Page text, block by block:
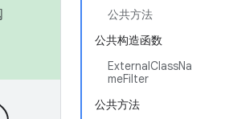
公共方法
公共构造函数
ExternalClassNa
meFilter
公共方法